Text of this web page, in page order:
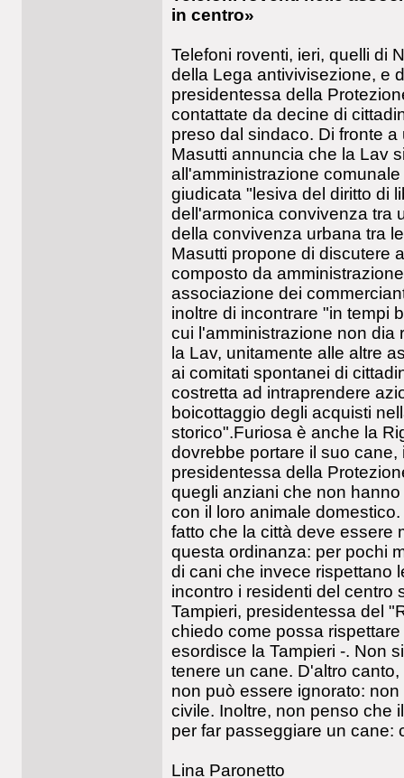
in centro»
Telefoni roventi, ieri, quelli di
della Lega antivivisezione, e
presidentessa della
contattate da decine di
preso dal sindaco. Di fronte
Masutti annuncia che la Lav
all'amministrazione
giudicata "lesiva del diritto di
dell'armonica convivenza tra
della convivenza urbana tra
Masutti propone di discutere
composto da
associazione dei
inoltre di incontrare "in tempi
cui l'amministrazione non dia
la Lav, unitamente alle altre
ai comitati spontanei di
costretta ad intraprendere
boicottaggio degli acquisti
storico".Furiosa è anche la
dovrebbe portare il suo
presidentessa della
quegli anziani che non
con il loro animale
fatto che la città deve essere
questa ordinanza: per pochi
di cani che invece rispettano
incontro i residenti del centro
Tampieri, presidentessa del
chiedo come possa
esordisce la Tampieri -. Non
tenere un cane. D'altro
non può essere ignorato:
civile. Inoltre, non penso che
per far passeggiare un cane:
Lina Paronetto